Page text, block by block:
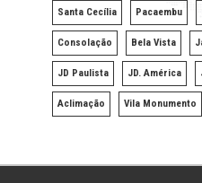
Santa Cecília Pacaembu
Consolação Bela Vista
JD Paulista JD. América
Aclimação Vila Monumento